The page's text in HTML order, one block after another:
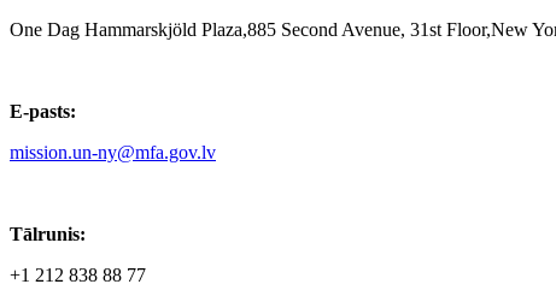
One Dag Hammarskjöld Plaza,885 Second Avenue, 31st Floor,New
E-pasts:
mission.un-ny@mfa.gov.lv
Tālrunis:
+1 212 838 88 77